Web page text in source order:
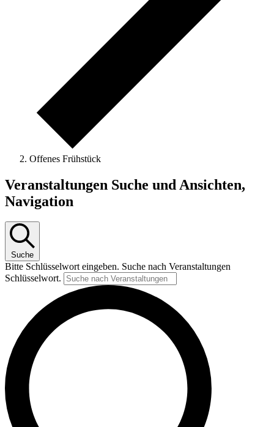
Offenes Frühstück
Veranstaltungen
Veranstaltungen Suche und Ansichten,
Navigation
Suche
Bitte Schlüsselwort eingeben. Suche nach Veranstaltungen
Schlüsselwort.